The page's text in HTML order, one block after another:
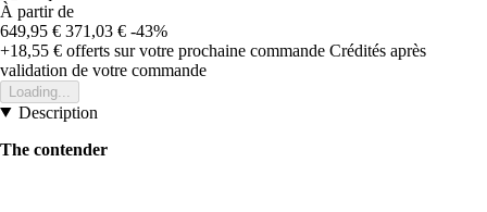
À partir de
649,95 € 371,03 € -43%
+18,55 € offerts sur votre prochaine commande Crédités après
validation de votre commande
Loading...
Description
The contender